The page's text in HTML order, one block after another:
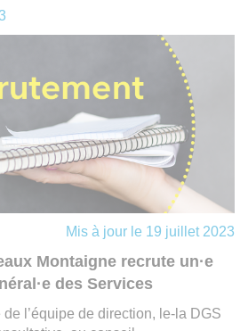
Mis à jour le 19 juillet 2023
Montaigne recrute un·e
des Services
l’équipe de direction, le-la DGS